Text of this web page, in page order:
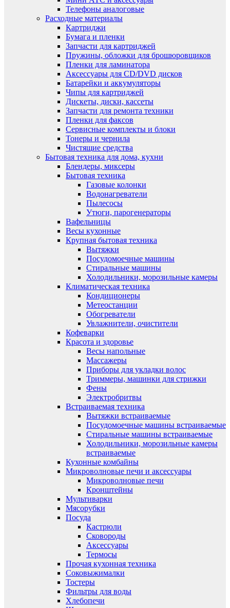
Телефоны аналоговые
Расходные материалы
Картриджи
Бумага и пленки
Запчасти для картриджей
Пружины, обложки для брошюровщиков
Пленки для ламинатора
Аксессуары для CD/DVD дисков
Батарейки и аккумуляторы
Чипы для картриджей
Дискеты, диски, кассеты
Запчасти для ремонта техники
Пленки для факсов
Сервисные комплекты и блоки
Тонеры и чернила
Чистящие средства
Бытовая техника для дома, кухни
Блендеры, миксеры
Бытовая техника
Газовые колонки
Водонагреватели
Пылесосы
Утюги, парогенераторы
Вафельницы
Весы кухонные
Крупная бытовая техника
Вытяжки
Посудомоечные машины
Стиральные машины
Холодильники, морозильные камеры
Климатическая техника
Кондиционеры
Метеостанции
Обогреватели
Увлажнители, очистители
Кофеварки
Красота и здоровье
Весы напольные
Массажеры
Приборы для укладки волос
Триммеры, машинки для стрижки
Фены
Электробритвы
Встраиваемая техника
Вытяжки встраиваемые
Посудомоечные машины встраиваемые
Стиральные машины встраиваемые
Холодильники, морозильные камеры
встраиваемые
Кухонные комбайны
Микроволновые печи и аксессуары
Микроволновые печи
Кронштейны
Мультиварки
Мясорубки
Посуда
Кастрюли
Сковороды
Аксессуары
Термосы
Прочая кухонная техника
Соковыжималки
Тостеры
Фильтры для воды
Хлебопечи